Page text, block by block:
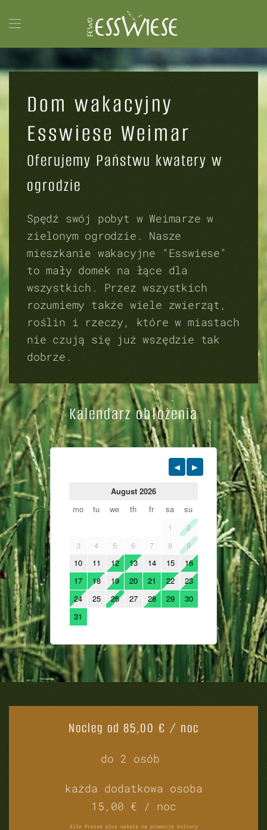
Przejdź do głównej treści
Dom wakacyjny
Esswiese Weimar
Oferujemy Państwu kwatery w
ogrodzie
Spędź swój pobyt w Weimarze w
zielonym ogrodzie. Nasze
mieszkanie wakacyjne "Esswiese"
to mały domek na łące dla
wszystkich. Przez wszystkich
rozumiemy także wiele zwierząt,
roślin i rzeczy, które w miastach
nie czują się już wszędzie tak
dobrze.
Kalendarz obłożenia
Nocleg od 85,00 € / noc
do 2 osób
każda dodatkowa osoba
15,00 € / noc
Alle Preise plus opłata na promocję kultury